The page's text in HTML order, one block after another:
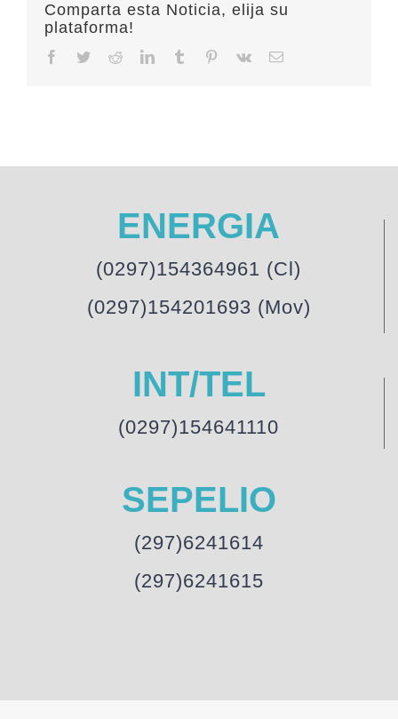
Comparta esta Noticia, elija su
plataforma!
Facebook
TwitterRedditLinkedInTumblr Pinterest
Vk Email
ENERGIA
(0297)154364961 (Cl)
(0297)154201693 (Mov)
INT/TEL
(0297)154641110
SEPELIO
(297)6241614
(297)6241615